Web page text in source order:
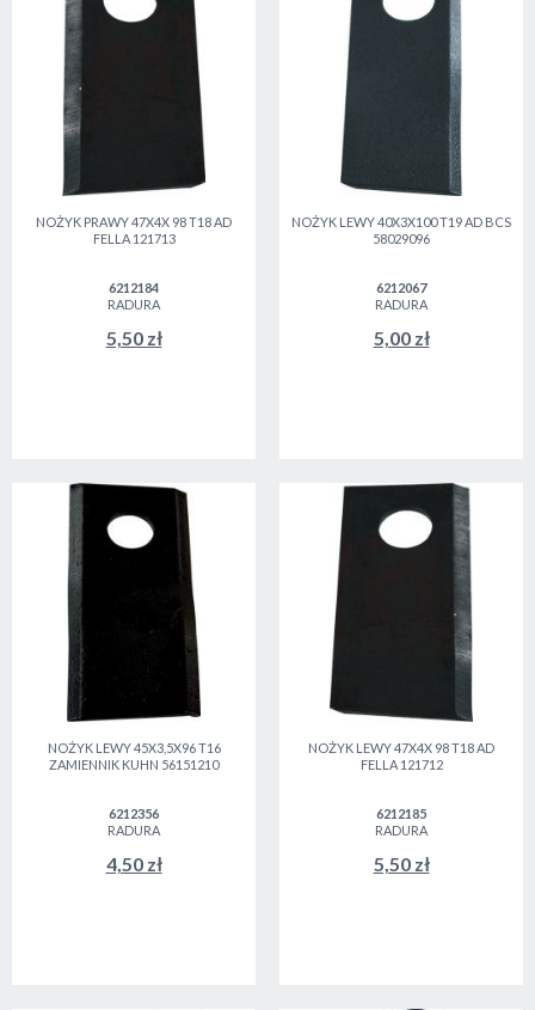
NOŻYK PRAWY 47X4X 98 T18 AD
FELLA 121713
6212184
RADURA
5,50 zł
NOŻYK LEWY 40X3X100 T19 AD BCS
58029096
6212067
RADURA
5,00 zł
NOŻYK LEWY 45X3,5X96 T16
ZAMIENNIK KUHN 56151210
6212356
RADURA
4,50 zł
NOŻYK LEWY 47X4X 98 T18 AD
FELLA 121712
6212185
RADURA
5,50 zł